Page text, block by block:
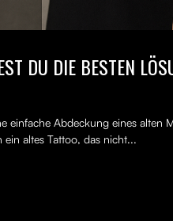
DU DIE BESTEN
einfache Abdeckung eines alten
altes Tattoo, das nicht...